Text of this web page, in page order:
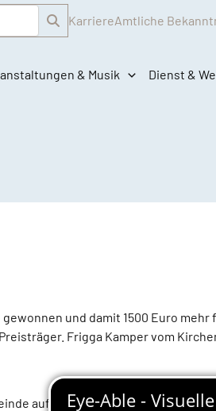
KarriereAmtliche
& Musik Dienst &
und damit 1500 Euro mehr
Frigga Kamper vom
auf breite Unterstützung aus der